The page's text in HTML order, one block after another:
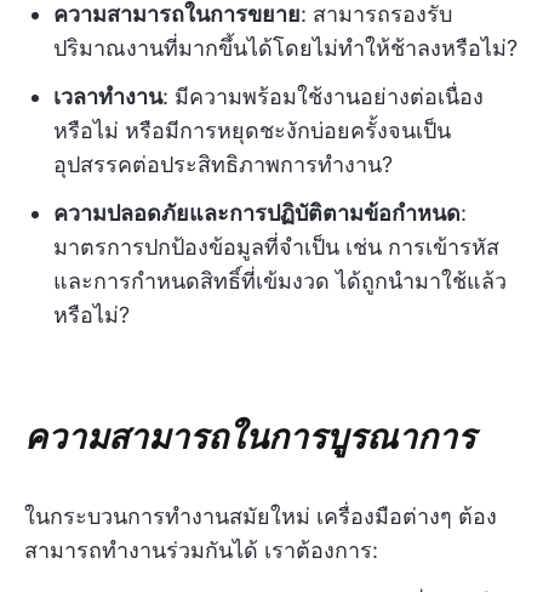
ความสามารถในการขยาย: สามารถรองรับ
ปริมาณงานที่มากขึ้นได้โดยไม่ทำให้ช้าลงหรือไม่?
เวลาทำงาน: มีความพร้อมใช้งานอย่างต่อเนื่อง
หรือไม่ หรือมีการหยุดชะงักบ่อยครั้งจนเป็น
อุปสรรคต่อประสิทธิภาพการทำงาน?
ความปลอดภัยและการปฏิบัติตามข้อกำหนด:
มาตรการปกป้องข้อมูลที่จำเป็น เช่น การเข้ารหัส
และการกำหนดสิทธิ์ที่เข้มงวด ได้ถูกนำมาใช้แล้ว
หรือไม่?
ความสามารถในการบูรณาการ
ในกระบวนการทำงานสมัยใหม่ เครื่องมือต่างๆ ต้อง
สามารถทำงานร่วมกันได้ เราต้องการ: